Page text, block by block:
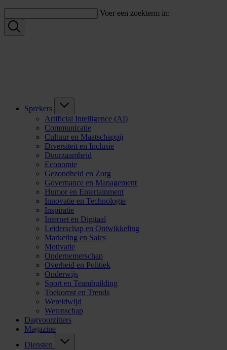
Voer een zoekterm in:
Sprekers
Artificial Intelligence (AI)
Communicatie
Cultuur en Maatschappij
Diversiteit en Inclusie
Duurzaamheid
Economie
Gezondheid en Zorg
Governance en Management
Humor en Entertainment
Innovatie en Technologie
Inspiratie
Internet en Digitaal
Leiderschap en Ontwikkeling
Marketing en Sales
Motivatie
Ondernemerschap
Overheid en Politiek
Onderwijs
Sport en Teambuilding
Toekomst en Trends
Wereldwijd
Wetenschap
Dagvoorzitters
Magazine
Diensten